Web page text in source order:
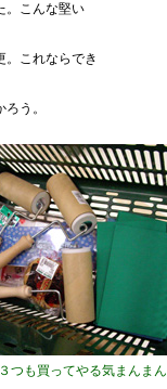
。こんな堅い
。これならでき
う。
つも買ってやる気まんまん